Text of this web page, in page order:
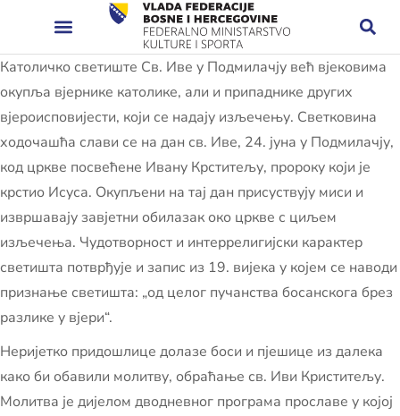
Католичко светиште Св. Иве у Подмилачју већ вјековима
окупља вјернике католике, али и припаднике других
вјероисповијести, који се надају изљечењу. Светковина
ходочашћа слави се на дан св. Иве, 24. јуна у Подмилачју,
код цркве посвећене Ивану Крститељу, пророку који је
крстио Исуса. Окупљени на тај дан присуствују миси и
извршавају завјетни обилазак око цркве с циљем
изљечења. Чудотворност и интеррелигијски карактер
светишта потврђује и запис из 19. вијека у којем се наводи
признање светишта: „од целог пучанства босанскога брез
разлике у вјери“.
Неријетко придошлице долазе боси и пјешице из далека
како би обавили молитву, обраћање св. Иви Криститељу.
Молитва је дијелом дводневног програма прославе у којој